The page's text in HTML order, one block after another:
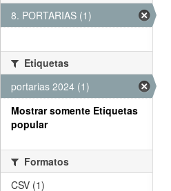
8. PORTARIAS (1)
Etiquetas
portarias 2024 (1)
Mostrar somente Etiquetas
popular
Formatos
CSV (1)